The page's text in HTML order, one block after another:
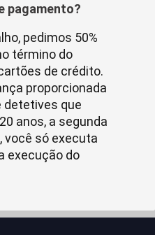
pagamento?
pedimos 50%
término do
de crédito.
proporcionada
detetives que
anos, a segunda
você só executa
execução do